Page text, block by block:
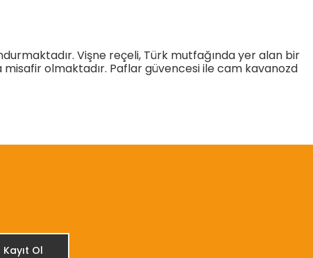
Vişne reçeli, Türk mutfağında yer alan bir
misafir olmaktadır. Paflar güvencesi ile cam kavanozd
Kayıt Ol